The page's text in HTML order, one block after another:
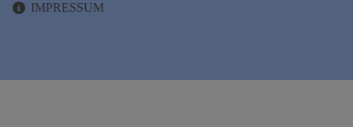
IMPRESSUM